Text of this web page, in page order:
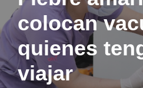
colocan
quienes
viajar